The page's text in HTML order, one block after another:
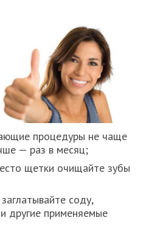
процедуры не чаще
— раз в месяц;
щетки очищайте зубы
соду,
другие применяемые